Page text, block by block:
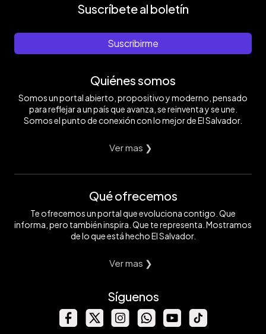
Suscríbete al boletín
Suscribirme
Quiénes somos
Somos un portal abierto, propositivo y moderno, pensado
para reflejar a un país que avanza, se reinventa y se une.
Somos el punto de conexión con lo mejor de El Salvador.
Ver mas ❯
Qué ofrecemos
Te ofrecemos un portal que evoluciona contigo. Que
informa, pero también inspira. Que te representa. Mostramos
de lo que está hecho El Salvador.
Ver mas ❯
Síguenos